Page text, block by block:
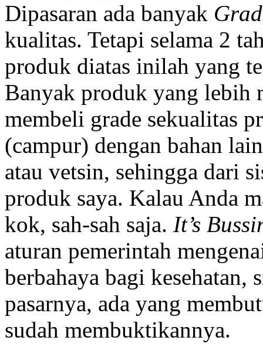
Dipasaran ada banyak
kualitas. Tetapi selama 2
produk diatas inilah yang
Banyak produk yang lebih
membeli grade sekualitas
(campur) dengan bahan
atau vetsin, sehingga dari
produk saya. Kalau Anda
kok, sah-sah saja. It’s
aturan pemerintah
berbahaya bagi kesehatan,
pasarnya, ada yang
sudah membuktikannya.